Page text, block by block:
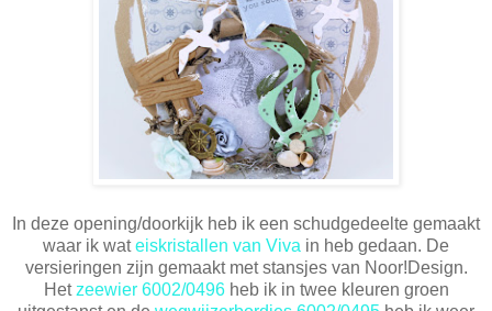
In deze opening/doorkijk heb ik een schudgedeelte gemaakt
waar ik wateiskristallen van Viva in heb gedaan. De
versieringen zijn gemaakt met stansjes van Noor!Design.
Hetzeewier 6002/0496heb ik in twee kleuren groen